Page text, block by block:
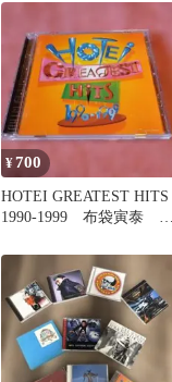
¥700
HOTEI GREATEST HITS
1990-1999 布袋寅泰 ベ